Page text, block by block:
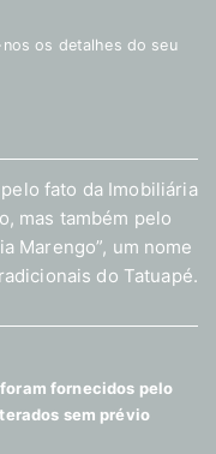
nos os detalhes do seu
pelo fato da Imobiliária
mas também pelo
Marengo”, um nome
do Tatuapé.
fornecidos pelo
sem prévio